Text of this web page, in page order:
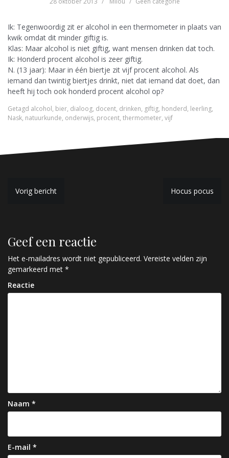
Ik: Tegenwoordig zit er alcohol in een thermometer in plaats van
kwik omdat dit minder giftig is.
Klas: Maar alcohol is niet giftig, want mensen drinken dat toch.
Ik: Honderd procent alcohol is zeer giftig.
N. (13 jaar): Maar in één biertje zit vijf procent alcohol. Als
iemand dan twintig biertjes drinkt, niet dat iemand dat doet, dan
heeft hij toch ook honderd procent alcohol op?
Getagd alcohol, bier, dialoog, docent, drinken, giftig, honderd, leerling,
Nask, natuurkunde, onderwijs, procent, thermometer, vijf
B
i
c
h
t
a
t
i
e
Vorig bericht Hocus pocus
Geef een reactie
Het e-mailadres wordt niet gepubliceerd. Vereiste velden zijn
gemarkeerd met *
Reactie
Naam *
E-mail *